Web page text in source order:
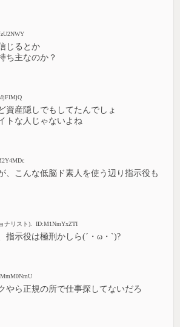
じるとか
ち主なのか？
資産隠しでもしてたんでしょ
トな人じゃないよね
、こんな低脳ド素人を使う辺り指示役も
ナリスト). ID:M1NmYxZTI
指示役は極刑かしら(´・ω・`)?
やら正規の所で仕事探してないだろ